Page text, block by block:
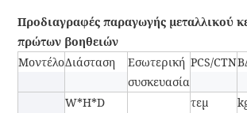
Προδιαγραφές παραγωγής μεταλλικού
πρώτων βοηθειών
ΜοντέλοΔιάσταση
Εσωτερική
συσκευασία
PCS/CTN
W*H*D
τεμ